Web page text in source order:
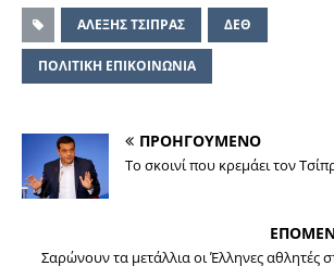
ΑΛΕΞΗΣ TΣΙΠΡΑΣ ΔΕΘ
ΠΟΛΙΤΙΚΗ ΕΠΙΚΟΙΝΩΝΙΑ
ΠΡΟΗΓΟΥΜΕΝΟ
Το σκοινί που κρεμάει τον
Σαρώνουν τα μετάλλια οι Έλληνες αθλητές